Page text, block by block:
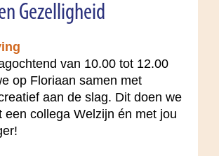
Gezelligheid
van 10.00 tot 12.00
op Floriaan samen met
aan de slag. Dit doen we
een collega Welzijn én met jou